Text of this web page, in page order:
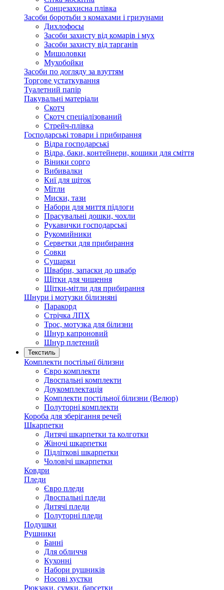
Сонцезахисна плівка
Засоби боротьби з комахами і гризунами
Дихлофосы
Засоби захисту від комарів і мух
Засоби захисту від тарганів
Мишоловки
Мухобойки
Засоби по догляду за взуттям
Торгове устаткування
Туалетний папір
Пакувальні матеріали
Скотч
Скотч спеціалізований
Стрейч-плівка
Господарські товари і прибирання
Відра господарські
Відра, баки, контейнери, кошики для сміття
Віники сорго
Вибивалки
Киї для щіток
Мітли
Миски, тази
Набори для миття підлоги
Прасувальні дошки, чохли
Рукавички господарські
Рукомийники
Серветки для прибирання
Совки
Сушарки
Швабри, запаски до швабр
Щітки для чищення
Щітки-мітли для прибирання
Шнури і мотузки білизняні
Паракорд
Стрічка ЛПХ
Трос, мотузка для білизни
Шнур капроновий
Шнур плетений
Текстиль
Комплекти постільнї білизни
Євро комплекти
Двоспальні комплекти
Доукомплектація
Комплекти постільної білизни (Велюр)
Полуторні комплекти
Короба для зберігання речей
Шкарпетки
Дитячі шкарпетки та колготки
Жіночі шкарпетки
Підліткові шкарпетки
Чоловічі шкарпетки
Ковдри
Пледи
Євро пледи
Двоспальні пледи
Дитячі пледи
Полуторні пледи
Подушки
Рушники
Банні
Для обличчя
Кухонні
Набори рушників
Носові хустки
Рюкзаки, сумки, барсетки